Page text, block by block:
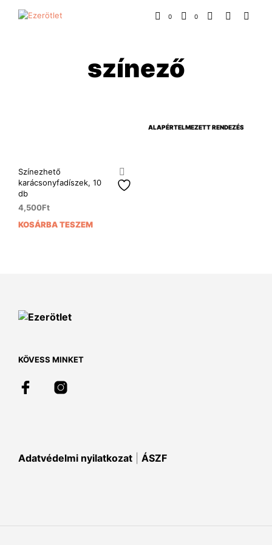
0 0
színező
Színezhető
karácsonyfadíszek, 10
db
4,500Ft
KOSÁRBA TESZEM
KÖVESS MINKET
Adatvédelmi nyilatkozat ÁSZF